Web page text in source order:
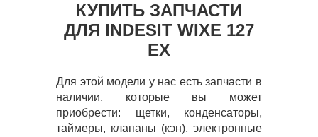
КУПИТЬ ЗАПЧАСТИ
ДЛЯ INDESIT WIXE 127
EX
Для этой модели у нас есть запчасти в
наличии, которые вы может
приобрести: щетки, конденсаторы,
таймеры, клапаны (кэн), электронные